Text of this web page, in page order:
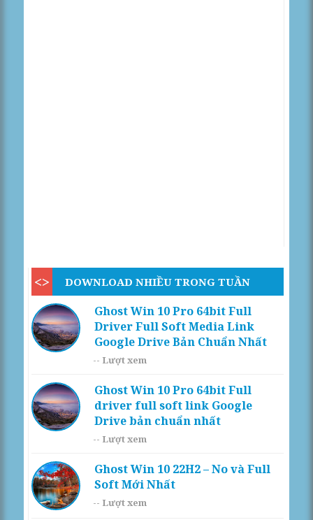
DOWNLOAD NHIỀU TRONG TUẦN
Ghost Win 10 Pro 64bit Full
Driver Full Soft Media Link
Google Drive Bản Chuẩn Nhất
-- Lượt xem
Ghost Win 10 Pro 64bit Full
driver full soft link Google
Drive bản chuẩn nhất
-- Lượt xem
Ghost Win 10 22H2 – No và Full
Soft Mới Nhất
-- Lượt xem